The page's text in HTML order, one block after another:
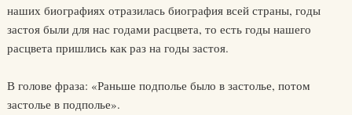
наших биографиях отразилась биография всей страны, годы
застоя были для нас годами расцвета, то есть годы нашего
расцвета пришлись как раз на годы застоя.
В голове фраза: «Раньше подполье было в застолье, потом
застолье в подполье».